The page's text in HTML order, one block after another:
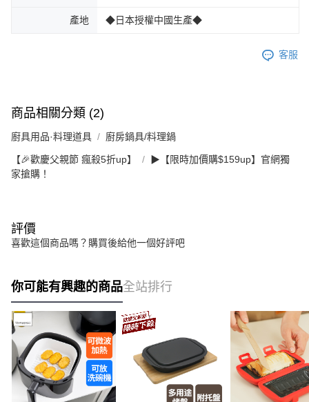
產地 ◆日本授權中國生產◆
客服
商品相關分類 (2)
廚具用品·料理道具 廚房鍋具/料理鍋
【🎉歡慶父親節 瘋殺5折up】
▶【限時加價購$159up】官網獨
家搶購！
評價
喜歡這個商品嗎？購買後給他一個好評吧
你可能有興趣的商品全站排行